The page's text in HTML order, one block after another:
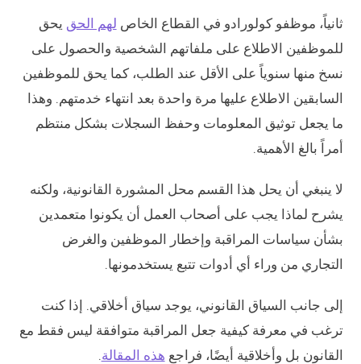
ثانياً، موظفو كولورادو في القطاع الخاص لهم الحق يحق
للموظفين الاطلاع على ملفاتهم الشخصية والحصول على
نسخ منها سنوياً على الأقل عند الطلب، كما يحق للموظفين
السابقين الاطلاع عليها مرة واحدة بعد انتهاء خدمتهم. وهذا
ما يجعل توثيق المعلومات وحفظ السجلات بشكل منتظم
أمراً بالغ الأهمية.
لا ينبغي أن يحل هذا القسم محل المشورة القانونية، ولكنه
يشرح لماذا يجب على أصحاب العمل أن يكونوا متعمدين
بشأن سياسات المراقبة وإخطار الموظفين والغرض
التجاري من وراء أي أدوات تتبع يستخدمونها.
إلى جانب السياق القانوني، يوجد سياق أخلاقي. إذا كنت
ترغب في معرفة كيفية جعل المراقبة متوافقة ليس فقط مع
القانون بل وأخلاقية أيضًا، فراجع هذه المقالة.